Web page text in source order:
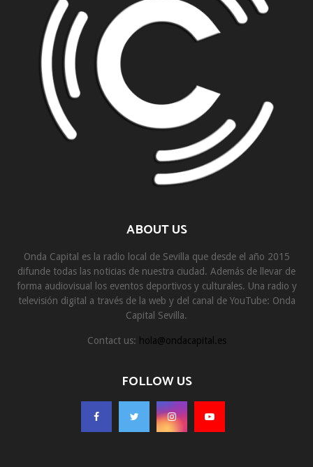
ABOUT US
Onda Capital es la radio local de Sevilla que desde el año 2015
difunde todas las noticias de nuestra ciudad. Además de llevar de
forma audiovisual los eventos deportivos y culturales. Una radio y
televisión digital a través de la web y del canal de YouTube: Onda
Capital Sevilla.
Contact us: hola@ondacapital.es
FOLLOW US